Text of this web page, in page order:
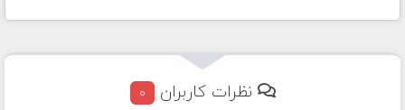
نظرات کاربران 0